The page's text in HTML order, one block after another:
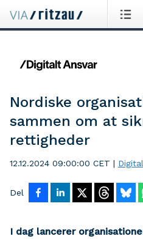
Nordiske
sammen om at
rettigheder
12.12.2024 09:00:00 CET |
Del
I dag lancerer